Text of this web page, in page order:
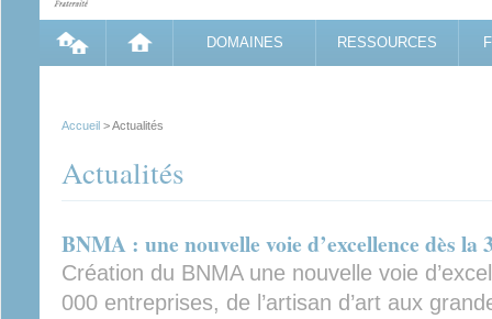
DOMAINES RESSOURCES
Accueil > Actualités
Actualités
BNMA : une nouvelle voie d’excellence dès la
Création du BNMA une nouvelle voie
000 entreprises, de l’artisan d’art aux